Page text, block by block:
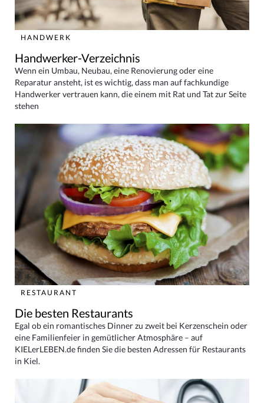
HANDWERK
Handwerker-Verzeichnis
Wenn ein Umbau, Neubau, eine Renovierung oder eine
Reparatur ansteht, ist es wichtig, dass man auf fachkundige
Handwerker vertrauen kann, die einem mit Rat und Tat zur Seite
stehen
RESTAURANT
Die besten Restaurants
Egal ob ein romantisches Dinner zu zweit bei Kerzenschein oder
eine Familienfeier in gemütlicher Atmosphäre – auf
KIELerLEBEN.de finden Sie die besten Adressen für Restaurants
in Kiel.